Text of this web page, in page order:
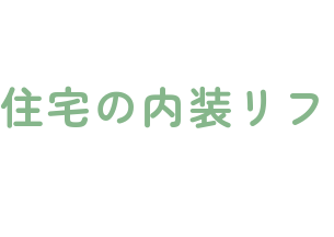
宅の内装リ